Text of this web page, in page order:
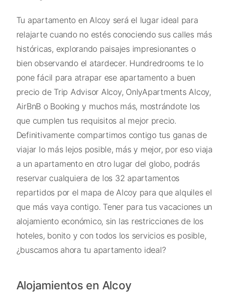
Tu apartamento en Alcoy será el lugar ideal para
relajarte cuando no estés conociendo sus calles más
históricas, explorando paisajes impresionantes o
bien observando el atardecer. Hundredrooms te lo
pone fácil para atrapar ese apartamento a buen
precio de Trip Advisor Alcoy, OnlyApartments Alcoy,
AirBnB o Booking y muchos más, mostrándote los
que cumplen tus requisitos al mejor precio.
Definitivamente compartimos contigo tus ganas de
viajar lo más lejos posible, más y mejor, por eso viaja
a un apartamento en otro lugar del globo, podrás
reservar cualquiera de los 32 apartamentos
repartidos por el mapa de Alcoy para que alquiles el
que más vaya contigo. Tener para tus vacaciones un
alojamiento económico, sin las restricciones de los
hoteles, bonito y con todos los servicios es posible,
¿buscamos ahora tu apartamento ideal?
Alojamientos en Alcoy